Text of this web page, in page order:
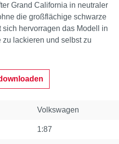
Grand California in neutraler
die großflächige schwarze
hervorragen das Modell in
lackieren und selbst zu
Volkswagen
1:87